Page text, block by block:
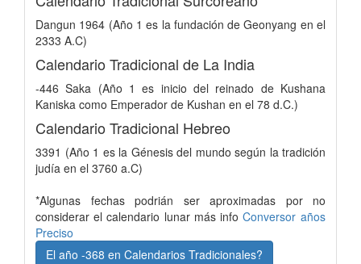
Dangun 1964 (Año 1 es la fundación de Geonyang en el
2333 A.C)
Calendario Tradicional de La India
-446 Saka (Año 1 es inicio del reinado de Kushana
Kaniska como Emperador de Kushan en el 78 d.C.)
Calendario Tradicional Hebreo
3391 (Año 1 es la Génesis del mundo según la tradición
judía en el 3760 a.C)
*Algunas fechas podrián ser aproximadas por no
considerar el calendario lunar más info Conversor años
Preciso
El año -368 en Calendarios Tradicionales?